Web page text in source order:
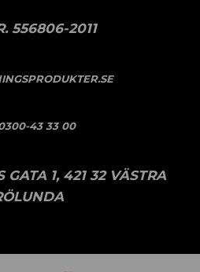
556806-2011
43 33 00
GATA 1, 421 32 VÄSTRA